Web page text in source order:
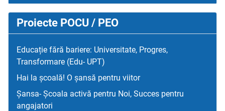
Proiecte POCU / PEO
Educație fără bariere: Universitate, Progres,
Transformare (Edu- UPT)
Hai la școală! O șansă pentru viitor
Șansa- Școala activă pentru Noi, Succes pentru
angajatori